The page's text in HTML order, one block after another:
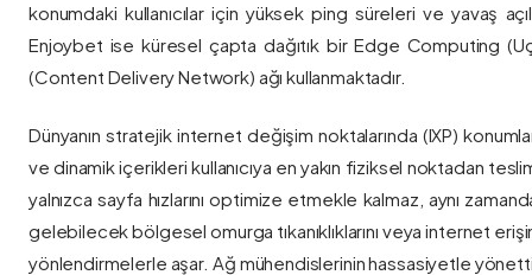
konumdaki kullanıcılar için yüksek ping süreleri ve yavaş
Enjoybet ise küresel çapta dağıtık bir Edge Computing
(Content Delivery Network) ağı kullanmaktadır.
Dünyanın stratejik internet değişim noktalarında (IXP)
ve dinamik içerikleri kullanıcıya en yakın fiziksel noktadan
yalnızca sayfa hızlarını optimize etmekle kalmaz, aynı
gelebilecek bölgesel omurga tıkanıklıklarını veya internet
yönlendirmelerle aşar. Ağ mühendislerinin hassasiyetle